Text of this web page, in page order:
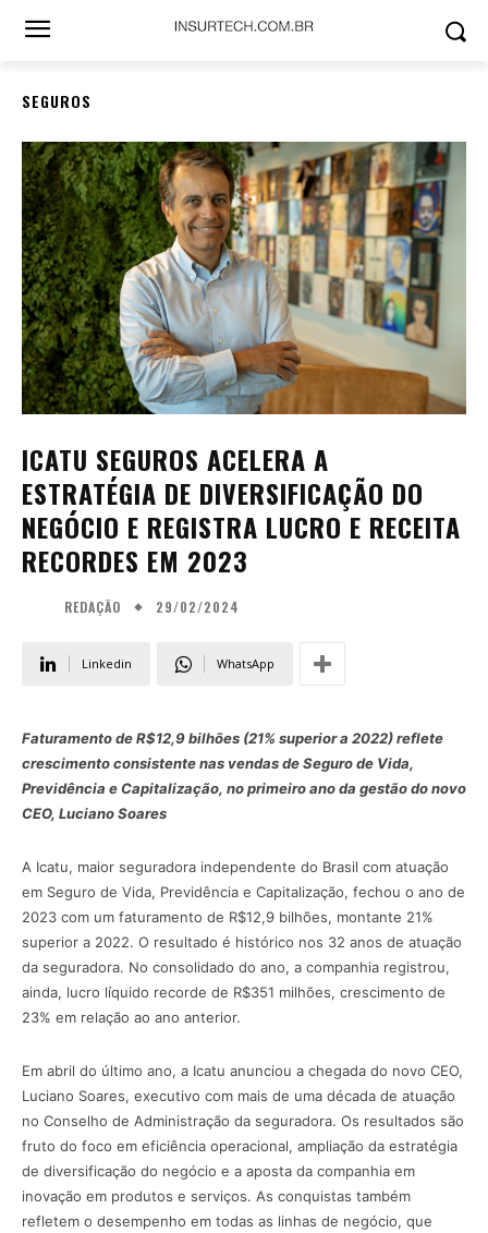
SEGUROS
ICATU SEGUROS ACELERA A
ESTRATÉGIA DE DIVERSIFICAÇÃO DO
NEGÓCIO E REGISTRA LUCRO E RECEITA
RECORDES EM 2023
REDAÇÃO 29/02/2024
Linkedin WhatsApp
Faturamento de R$12,9 bilhões (21% superior a 2022) reflete
crescimento consistente nas vendas de Seguro de Vida,
Previdência e Capitalização, no primeiro ano da gestão do novo
CEO, Luciano Soares
A Icatu, maior seguradora independente do Brasil com atuação
em Seguro de Vida, Previdência e Capitalização, fechou o ano de
2023 com um faturamento de R$12,9 bilhões, montante 21%
superior a 2022. O resultado é histórico nos 32 anos de atuação
da seguradora. No consolidado do ano, a companhia registrou,
ainda, lucro líquido recorde de R$351 milhões, crescimento de
23% em relação ao ano anterior.
Em abril do último ano, a Icatu anunciou a chegada do novo CEO,
Luciano Soares, executivo com mais de uma década de atuação
no Conselho de Administração da seguradora. Os resultados são
fruto do foco em eficiência operacional, ampliação da estratégia
de diversificação do negócio e a aposta da companhia em
inovação em produtos e serviços. As conquistas também
refletem o desempenho em todas as linhas de negócio, que